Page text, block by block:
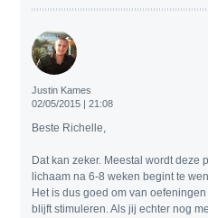
Justin Kames
02/05/2015 | 21:08
Beste Richelle,
Dat kan zeker. Meestal wordt deze
lichaam na 6-8 weken begint te
Het is dus goed om van
blijft stimuleren. Als jij echter nog